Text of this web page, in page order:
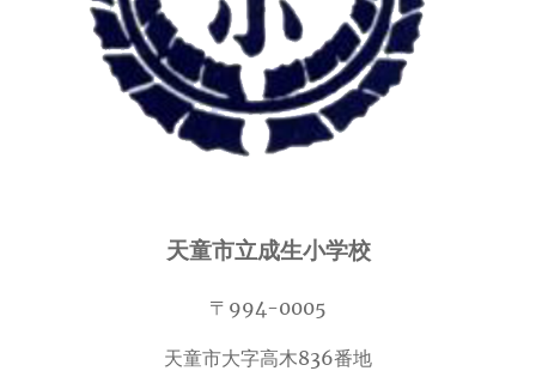
天童市立成生小学校
〒994-0005
天童市大字高木836番地